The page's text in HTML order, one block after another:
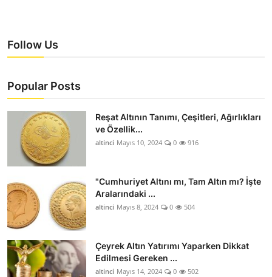
Follow Us
Popular Posts
Reşat Altının Tanımı, Çeşitleri, Ağırlıkları
ve Özellik...
altinci Mayıs 10, 2024 0 916
"Cumhuriyet Altını mı, Tam Altın mı? İşte
Aralarındaki ...
altinci Mayıs 8, 2024 0 504
Çeyrek Altın Yatırımı Yaparken Dikkat
Edilmesi Gereken ...
altinci Mayıs 14, 2024 0 502